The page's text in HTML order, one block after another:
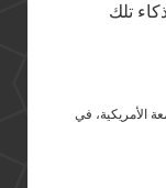
تلك
الأمريكية، في